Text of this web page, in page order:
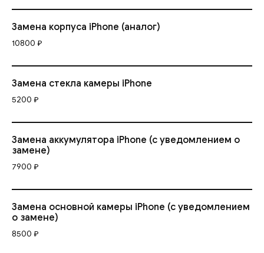
Замена корпуса iPhone (аналог)
10800 ₽
Замена стекла камеры iPhone
5200 ₽
Замена аккумулятора iPhone (с уведомлением о
замене)
7900 ₽
Замена основной камеры iPhone (с уведомлением
о замене)
8500 ₽